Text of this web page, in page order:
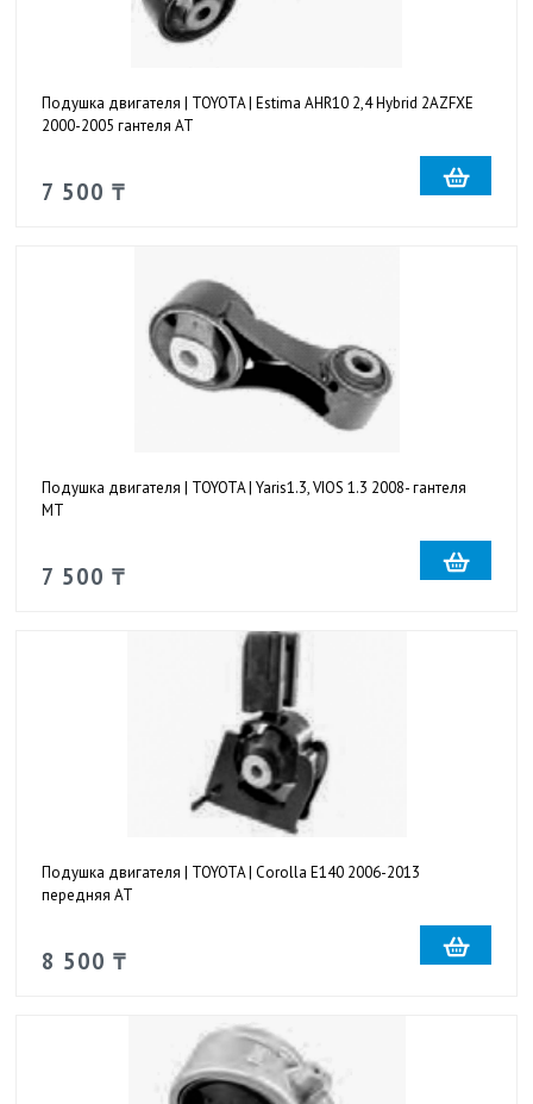
Подушка двигателя | TOYOTA | Estima AHR10 2,4 Hybrid 2AZFXE
2000-2005 гантеля AT
7 500 ₸
Подушка двигателя | TOYOTA | Yaris1.3, VIOS 1.3 2008- гантеля
MT
7 500 ₸
Подушка двигателя | TOYOTA | Corolla E140 2006-2013
передняя AT
8 500 ₸